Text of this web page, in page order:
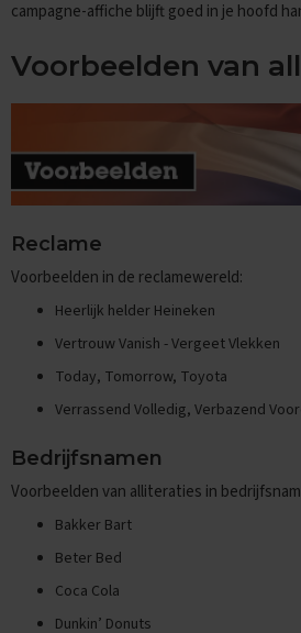
n
p
e
f
e
n
x
a
m
e
s
u
s
x
a
m
e
t
campagne-affiche blijft goed in je hoofd
Voorbeelden van
Reclame
Voorbeelden in de reclamewereld:
Heerlijk helder Heineken
Vertrouw Vanish - Vergeet Vlekken
Today, Tomorrow, Toyota
Verrassend Volledig, Verbazend
Bedrijfsnamen
Voorbeelden van alliteraties in
Bakker Bart
Beter Bed
Coca Cola
Dunkin’ Donuts